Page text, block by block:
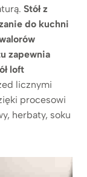
Stół z
do kuchni
zapewnia
loft
licznymi
procesowi
herbaty, soku